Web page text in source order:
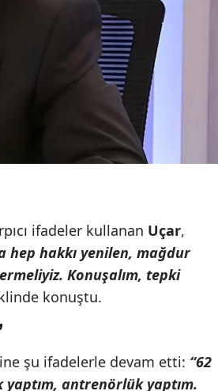
ifadeler kullanan Uçar,
hep hakkı yenilen, mağdur
Konuşalım, tepki
konuştu.
şu ifadelerle devam etti: “62
yaptım, antrenörlük yaptım.